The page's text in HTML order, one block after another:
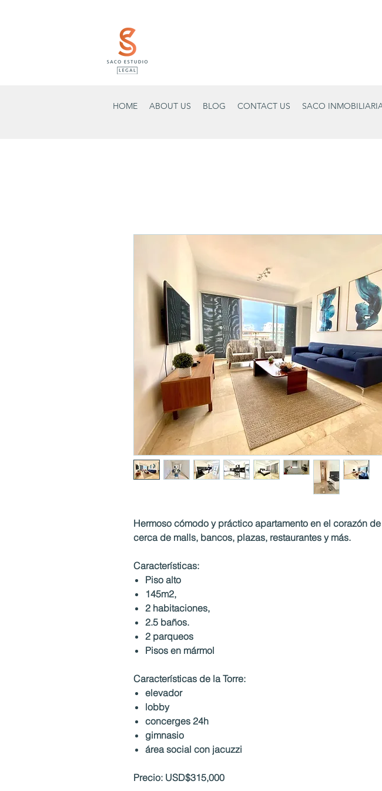
HOME ABOUT US BLOG CONTACT US SACO
Hermoso cómodo y práctico apartamento en el corazón
cerca de malls, bancos, plazas, restaurantes y más.
Características:
Piso alto
145m2,
2 habitaciones,
2.5 baños.
2 parqueos
Pisos en mármol
Características de la Torre:
elevador
lobby
concerges 24h
gimnasio
área social con jacuzzi
Precio: USD$315,000